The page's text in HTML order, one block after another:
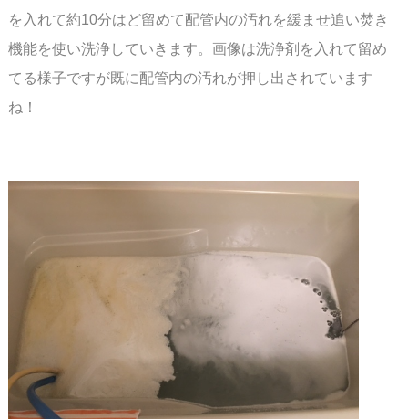
を入れて約10分はど留めて配管内の汚れを緩ませ追い焚き
機能を使い洗浄していきます。画像は洗浄剤を入れて留め
てる様子ですが既に配管内の汚れが押し出されています
ね！